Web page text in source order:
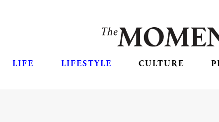
LIFE LIFESTYLE CULTURE